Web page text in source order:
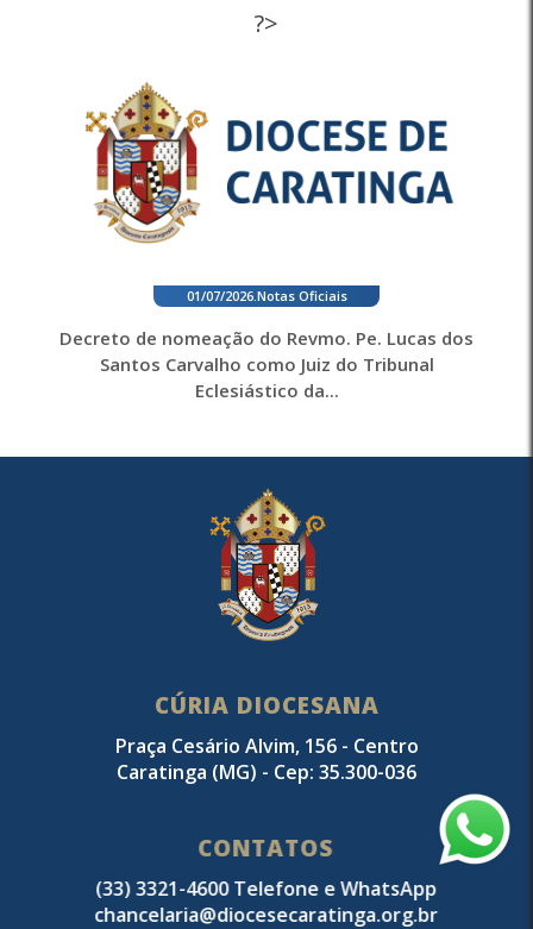
?>
01/07/2026. Notas Oficiais
Decreto de nomeação do Revmo. Pe. Lucas dos
Santos Carvalho como Juiz do Tribunal
Eclesiástico da...
CÚRIA DIOCESANA
Praça Cesário Alvim, 156 - Centro
Caratinga (MG) - Cep: 35.300-036
CONTATOS
(33) 3321-4600 Telefone e WhatsApp
chancelaria@diocesecaratinga.org.br